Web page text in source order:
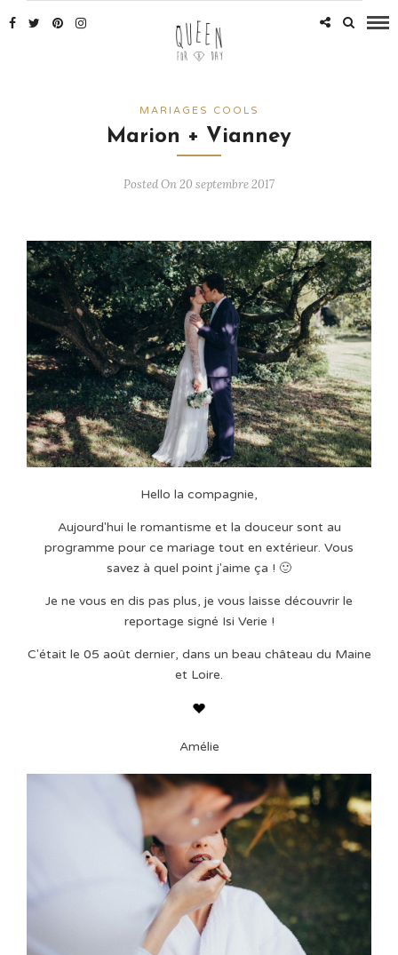
MARIAGES COOLS
Marion + Vianney
Posted On 20 septembre 2017
Hello la compagnie,
Aujourd'hui le romantisme et la douceur sont au
programme pour ce mariage tout en extérieur. Vous
savez à quel point j'aime ça ! 🙂
Je ne vous en dis pas plus, je vous laisse découvrir le
reportage signé Isi Verie !
C'était le 05 août dernier, dans un beau château du Maine
et Loire.
Amélie